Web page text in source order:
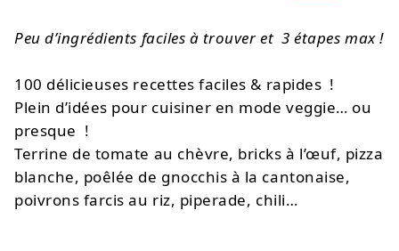
Peu d’ingrédients faciles à trouver et3 étapes max !
100 délicieuses recettes faciles & rapides !
Plein d’idées pour cuisiner en mode veggie… ou
presque !
Terrine de tomate au chèvre, bricks à l’œuf, pizza
blanche, poêlée de gnocchis à la cantonaise,
poivrons farcis au riz, piperade, chili…